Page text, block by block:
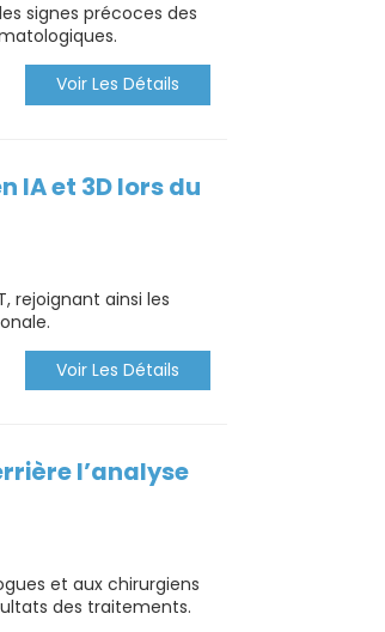
signes précoces des
Voir Les Détails
IA et 3D lors du
rejoignant ainsi les
Voir Les Détails
l’analyse
et aux chirurgiens
des traitements.